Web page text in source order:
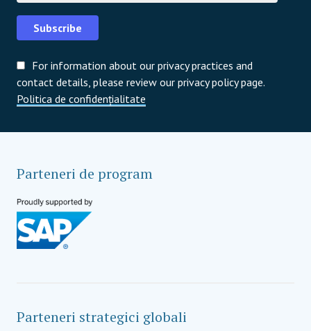
Subscribe
For information about our privacy practices and
contact details, please review our privacy policy page.
Politica de confidențialitate
Parteneri de program
Parteneri strategici globali